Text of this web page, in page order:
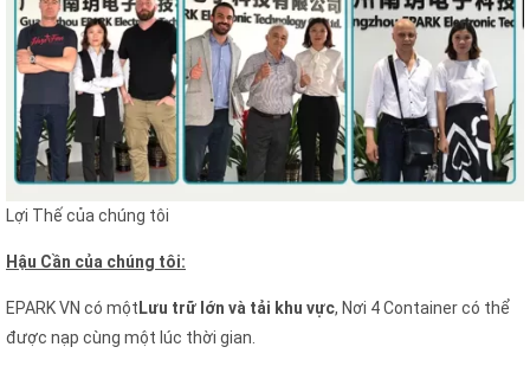
Lợi Thế của chúng tôi
Hậu Cần của chúng tôi:
EPARK VN có một Lưu trữ lớn và tải khu vực, Nơi 4 Container có thể
được nạp cùng một lúc thời gian.